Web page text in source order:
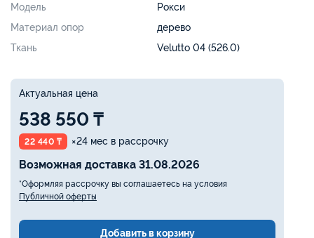
Модель
Рокси
Материал опор
дерево
Ткань
Velutto 04 (526.0)
Актуальная цена
538 550 ₸
22 440 ₸ ×24 мес в рассрочку
Возможная доставка 31.08.2026
*Оформляя рассрочку вы соглашаетесь на условия
Публичной оферты
Добавить в корзину